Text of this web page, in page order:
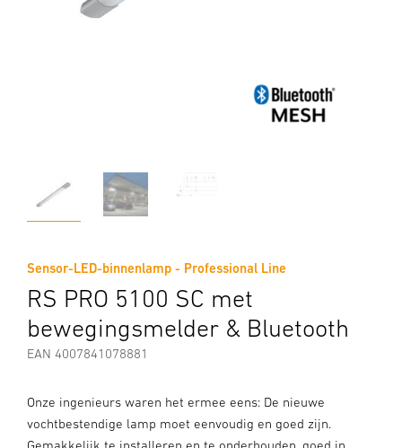
Sensor-LED-binnenlamp - Professional Line
RS PRO 5100 SC met
bewegingsmelder & Bluetooth
EAN 4007841078881
Onze ingenieurs waren het ermee eens: De nieuwe
vochtbestendige lamp moet eenvoudig en goed zijn.
Gemakkelijk te installeren en te onderhouden, goed in